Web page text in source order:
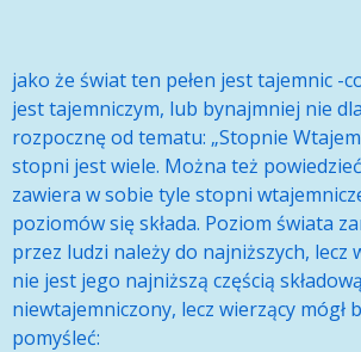
jako że świat ten pełen jest tajemnic -
jest tajemniczym, lub bynajmniej nie
rozpocznę od tematu: „Stopnie
stopni jest wiele. Można też
zawiera w sobie tyle stopni
poziomów się składa. Poziom świata
przez ludzi należy do najniższych, lecz
nie jest jego najniższą częścią
niewtajemniczony, lecz wierzący mógł
pomyśleć: